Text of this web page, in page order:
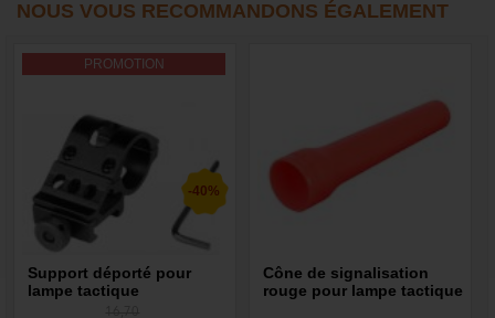
NOUS VOUS RECOMMANDONS ÉGALEMENT
PROMOTION
Support déporté pour
lampe tactique
-40%
Cône de signalisation
rouge pour lampe tactique